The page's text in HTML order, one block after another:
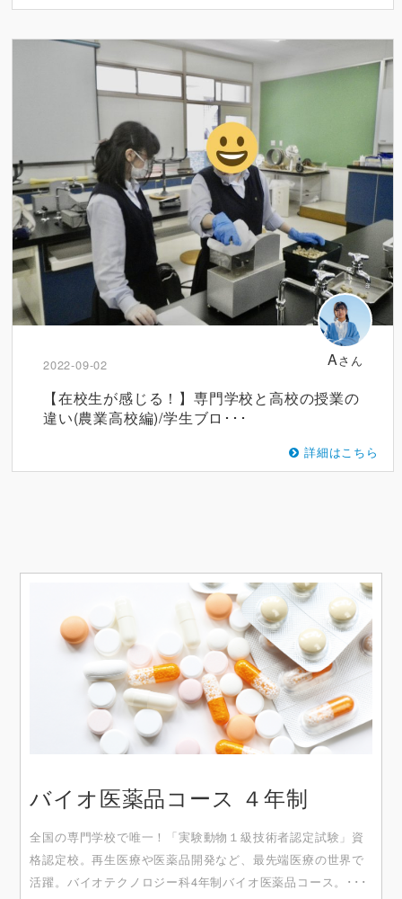
Aさん
2022-09-02
【在校生が感じる！】専門学校と高校の授業の
違い(農業高校編)/学生ブロ･･･
詳細はこちら
バイオ医薬品コース ４年制
全国の専門学校で唯一！「実験動物１級技術者認定試験」資
格認定校。再生医療や医薬品開発など、最先端医療の世界で
活躍。バイオテクノロジー科4年制バイオ医薬品コース。･･･